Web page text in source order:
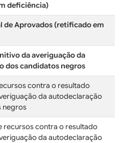
deficiência)
de Aprovados (retificado em
da averiguação da
dos candidatos negros
contra o resultado
da autodeclaração
negros
recursos contra o resultado
da autodeclaração